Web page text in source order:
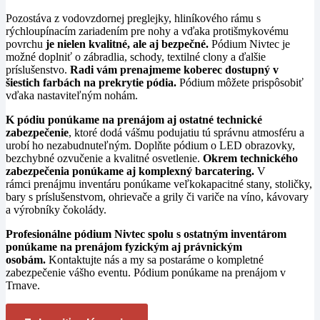
Pozostáva z vodovzdornej preglejky, hliníkového rámu s
rýchloupínacím zariadením pre nohy a vďaka protišmykovému
povrchu je nielen kvalitné, ale aj bezpečné. Pódium Nivtec je
možné doplniť o zábradlia, schody, textilné clony a ďalšie
príslušenstvo. Radi vám prenajmeme koberec dostupný v
šiestich farbách na prekrytie pódia. Pódium môžete prispôsobiť
vďaka nastaviteľným nohám.
K pódiu ponúkame na prenájom aj ostatné technické
zabezpečenie, ktoré dodá vášmu podujatiu tú správnu atmosféru a
urobí ho nezabudnuteľným. Doplňte pódium o LED obrazovky,
bezchybné ozvučenie a kvalitné osvetlenie. Okrem technického
zabezpečenia ponúkame aj komplexný barcatering. V
rámci prenájmu inventáru ponúkame veľkokapacitné stany, stoličky,
bary s príslušenstvom, ohrievače a grily či variče na víno, kávovary
a výrobníky čokolády.
Profesionálne pódium Nivtec spolu s ostatným inventárom
ponúkame na prenájom fyzickým aj právnickým
osobám. Kontaktujte nás a my sa postaráme o kompletné
zabezpečenie vášho eventu. Pódium ponúkame na prenájom v
Trnave.